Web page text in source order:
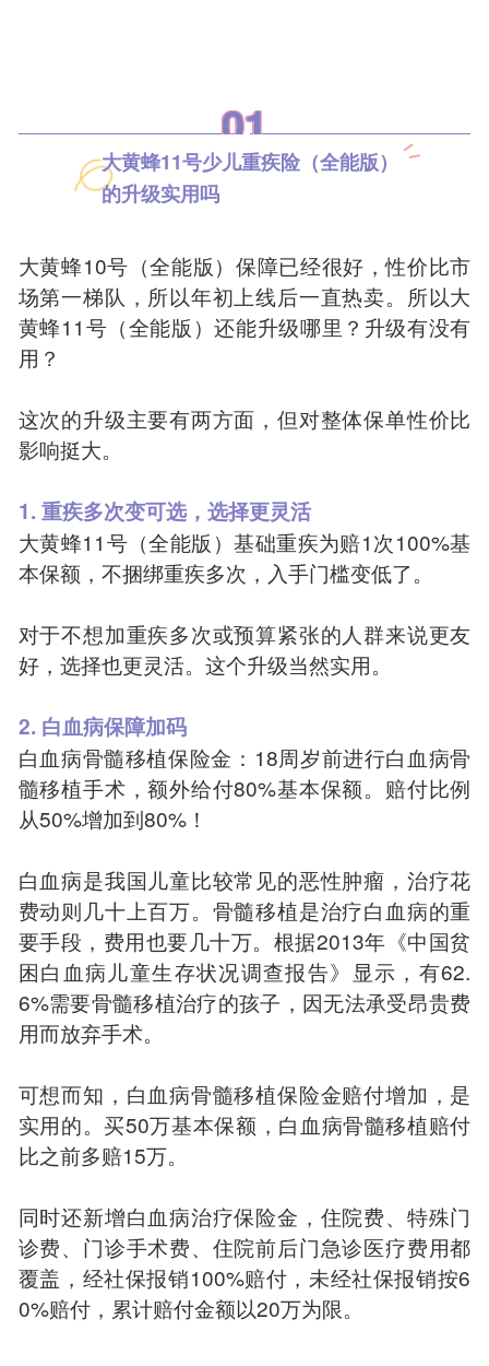
01
大黄蜂11号少儿重疾险（全能版）
的升级实用吗
大黄蜂10号（全能版）保障已经很好，性价比市
场第一梯队，所以年初上线后一直热卖。所以大
黄蜂11号（全能版）还能升级哪里？升级有没有
用？
这次的升级主要有两方面，但对整体保单性价比
影响挺大。
1. 重疾多次变可选，选择更灵活
大黄蜂11号（全能版）基础重疾为赔1次100%基
本保额，不捆绑重疾多次，入手门槛变低了。
对于不想加重疾多次或预算紧张的人群来说更友
好，选择也更灵活。这个升级当然实用。
2. 白血病保障加码
白血病骨髓移植保险金：18周岁前进行白血病骨
髓移植手术，额外给付80%基本保额。赔付比例
从50%增加到80%！
白血病是我国儿童比较常见的恶性肿瘤，治疗花
费动则几十上百万。骨髓移植是治疗白血病的重
要手段，费用也要几十万。根据2013年《中国贫
困白血病儿童生存状况调查报告》显示，有62.
6%需要骨髓移植治疗的孩子，因无法承受昂贵费
用而放弃手术。
可想而知，白血病骨髓移植保险金赔付增加，是
实用的。买50万基本保额，白血病骨髓移植赔付
比之前多赔15万。
同时还新增白血病治疗保险金，住院费、特殊门
诊费、门诊手术费、住院前后门急诊医疗费用都
覆盖，经社保报销100%赔付，未经社保报销按6
0%赔付，累计赔付金额以20万为限。